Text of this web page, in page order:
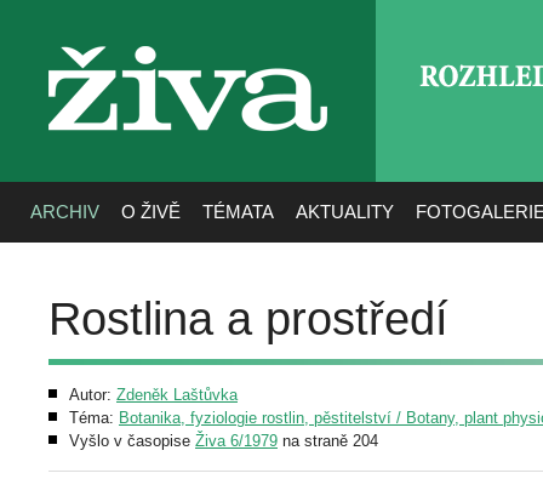
živa
ARCHIV O ŽIVĚ TÉMATA AKTUALITY
Rostlina a prostředí
Autor: Zdeněk Laštůvka
Téma: Botanika, fyziologie rostlin, pěstitelství / Botany, plant
Vyšlo v časopise Živa 6/1979 na straně 204